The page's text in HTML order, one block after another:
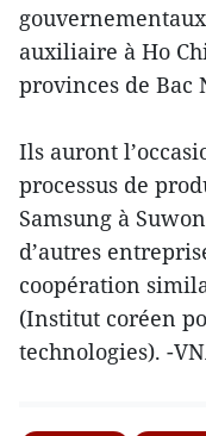
auxiliaire à Ho
provinces de Bac
Ils auront
processus de
Samsung à
d’autres
coopération
(Institut coréen
technologies). -